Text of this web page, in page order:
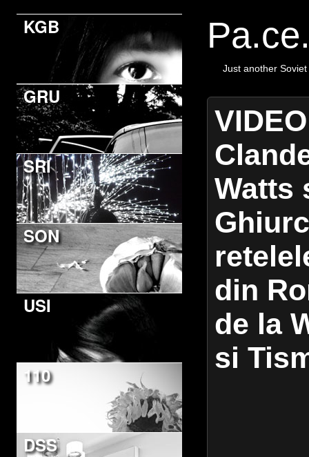
Just another
KGB
GRU
SRI
SON
USI
110
DSS
Watts
din
de la
si